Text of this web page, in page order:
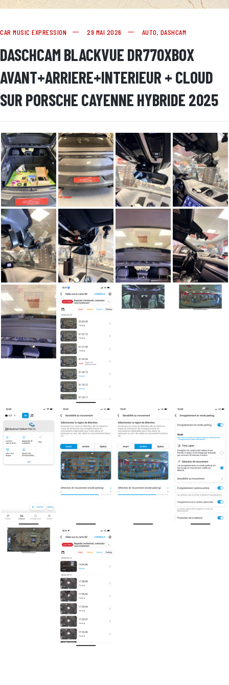
CAR MUSIC EXPRESSION 29 MAI 2026 AUTO, DASHCAM
DASCHCAM BLACKVUE DR770XBOX
AVANT+ARRIERE+INTERIEUR + CLOUD
SUR PORSCHE CAYENNE HYBRIDE 2025